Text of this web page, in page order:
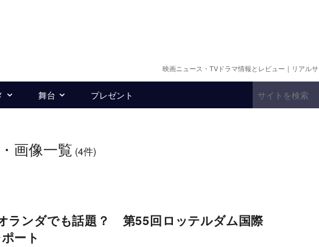
映画ニュース・TVドラマ情報とレビュー｜リアル
舞台 プレゼント
画像一覧 (4件)
ランダでも話題？ 第55回ロッテルダム国際
ート